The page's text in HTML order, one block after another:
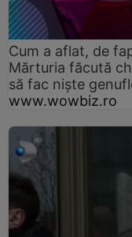
Cum a aflat, de
Mărturia făcută
să fac niște
www.wowbiz.ro